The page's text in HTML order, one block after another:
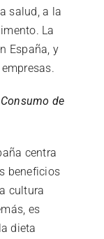
salud, a la
La
España, y
de
centra
beneficios
cultura
es
dieta